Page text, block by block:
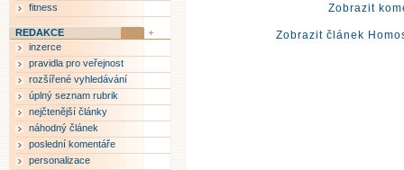
Zobrazit
Zobrazit článek
fitness
REDAKCE
inzerce
pravidla pro veřejnost
rozšířené vyhledávání
úplný seznam rubrik
nejčtenější články
náhodný článek
poslední komentáře
personalizace